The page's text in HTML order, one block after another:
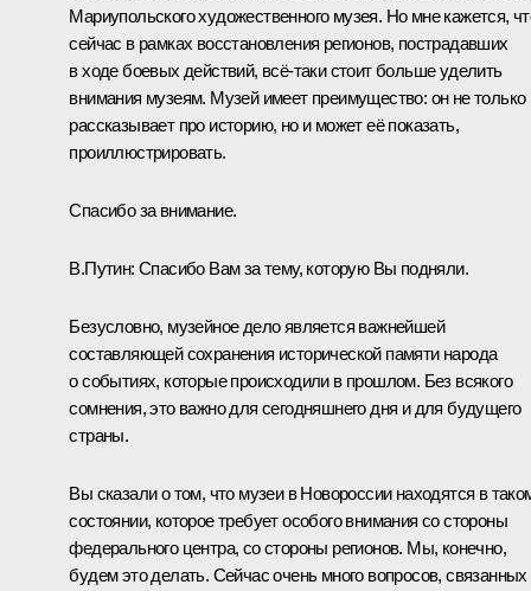
Мариупольского художественного музея. Но мне кажется,
сейчас в рамках восстановления регионов, пострадавших
в ходе боевых действий, всё-таки стоит больше уделить
внимания музеям. Музей имеет преимущество: он не только
рассказывает про историю, но и может её показать,
проиллюстрировать.
Спасибо за внимание.
В.Путин: Спасибо Вам за тему, которую Вы подняли.
Безусловно, музейное дело является важнейшей
составляющей сохранения исторической памяти народа
о событиях, которые происходили в прошлом. Без всякого
сомнения, это важно для сегодняшнего дня и для будущего
страны.
Вы сказали о том, что музеи в Новороссии находятся в
состоянии, которое требует особого внимания со стороны
федерального центра, со стороны регионов. Мы, конечно,
будем это делать. Сейчас очень много вопросов, связанных